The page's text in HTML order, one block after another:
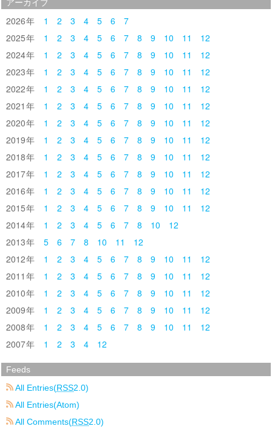
アーカイブ
2026 1 2 3 4 5 6
7
2025
1 2 3 4 5 6 7 8 9 10 11
12
2024
1 2 3 4 5 6 7 8 9 10 11
12
2023
1 2 3 4 5 6 7 8 9 10 11
12
2022
1 2 3 4 5 6 7 8 9 10 11
12
2021
1 2 3 4 5 6 7 8 9 10 11
12
2020
1 2 3 4 5 6 7 8 9 10 11
12
2019
1 2 3 4 5 6 7 8 9 10 11
12
2018
1 2 3 4 5 6 7 8 9 10 11
12
2017
1 2 3 4 5 6 7 8 9 10 11
12
2016
1 2 3 4 5 6 7 8 9 10 11
12
2015
1 2 3 4 5 6 7 8 9 10 11
12
2014
1 2 3 4 5 6 7 8 10
12
2013
5 6 7 8 10 11
12
2012
1 2 3 4 5 6 7 8 9 10 11
12
2011
1 2 3 4 5 6 7 8 9 10 11
12
2010
1 2 3 4 5 6 7 8 9 10 11
12
2009
1 2 3 4 5 6 7 8 9 10 11
12
2008
1 2 3 4 5 6 7 8 9 10 11
12
2007
1 2 3 4 12
Feeds
All Entries(RSS2.0)
All Entries(Atom)
All Comments(RSS2.0)